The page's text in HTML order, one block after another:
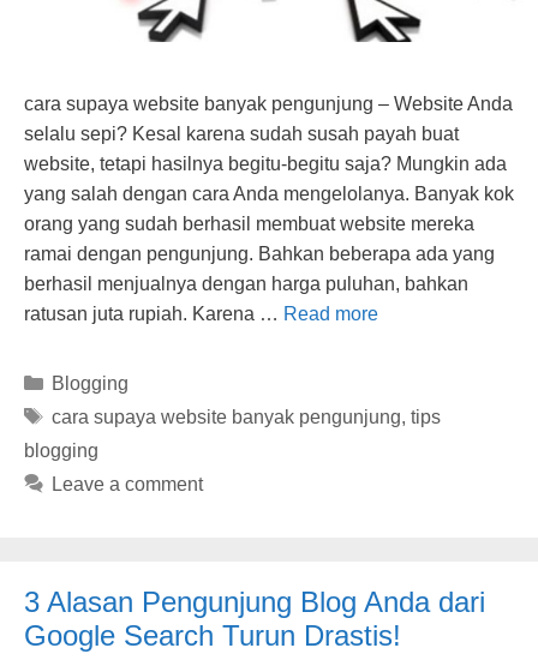
cara supaya website banyak pengunjung – Website Anda
selalu sepi? Kesal karena sudah susah payah buat
website, tetapi hasilnya begitu-begitu saja? Mungkin ada
yang salah dengan cara Anda mengelolanya. Banyak kok
orang yang sudah berhasil membuat website mereka
ramai dengan pengunjung. Bahkan beberapa ada yang
berhasil menjualnya dengan harga puluhan, bahkan
ratusan juta rupiah. Karena … Read more
Categories
Blogging
Tags
cara supaya website banyak pengunjung, tips
blogging
Leave a comment
3 Alasan Pengunjung Blog Anda dari
Google Search Turun Drastis!